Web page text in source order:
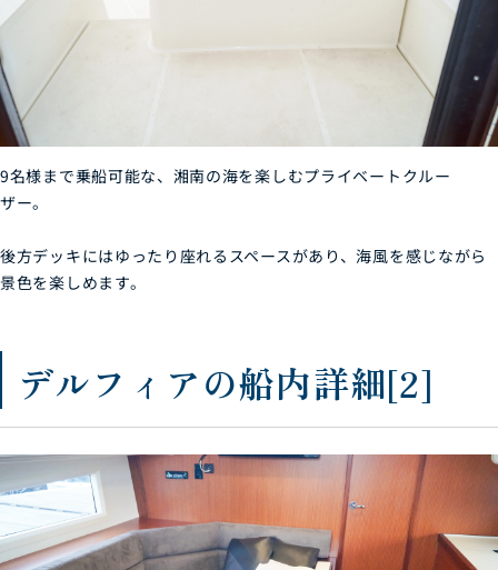
9名様まで乗船可能な、湘南の海を楽しむプライベートクルー
ザー。
後方デッキにはゆったり座れるスペースがあり、海風を感じながら
景色を楽しめます。
デルフィアの船内詳細[2]